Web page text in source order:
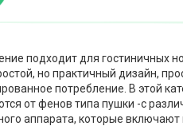
подходит для гостиничных
но практичный дизайн,
потребление. В этой
от фенов типа пушки -с
аппарата, которые